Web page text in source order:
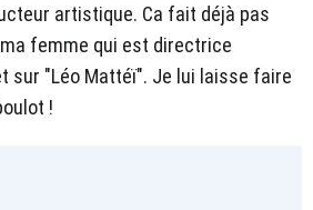
artistique. Ca fait déjà pas
femme qui est directrice
sur "Léo Mattéï". Je lui laisse faire
!